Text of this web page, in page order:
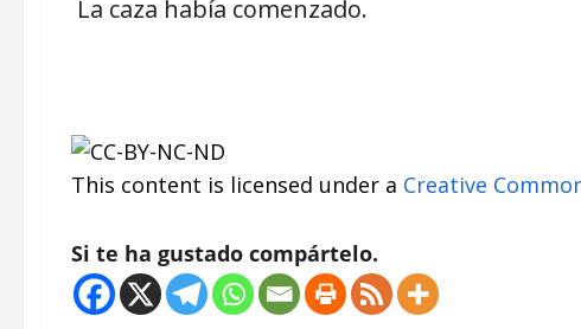
La caza había comenzado.
This content is licensed under a Creative
Si te ha gustado compártelo.